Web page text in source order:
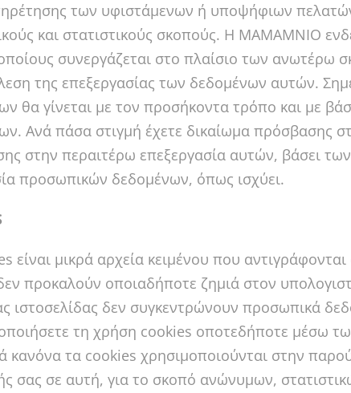
των υφιστάμενων ή υποψήφιων
και στατιστικούς σκοπούς. Η MAMAMNIO
συνεργάζεται στο πλαίσιο των ανωτέρω
της επεξεργασίας των δεδομένων αυτών.
θα γίνεται με τον προσήκοντα τρόπο και με
Ανά πάσα στιγμή έχετε δικαίωμα πρόσβασης
στην περαιτέρω επεξεργασία αυτών, βάσει
προσωπικών δεδομένων, όπως ισχύει.
είναι μικρά αρχεία κειμένου που
προκαλούν οποιαδήποτε ζημιά στον
ιστοσελίδας δεν συγκεντρώνουν προσωπικά
τη χρήση cookies οποτεδήποτε μέσω
κανόνα τα cookies χρησιμοποιούνται στην
σας σε αυτή, για το σκοπό ανώνυμων,